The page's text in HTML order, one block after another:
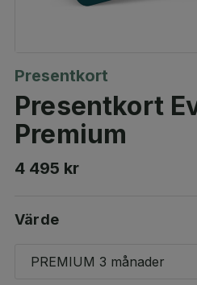
Presentkort
Presentkort
Premium
4 495 kr
Värde
PREMIUM 3 månader